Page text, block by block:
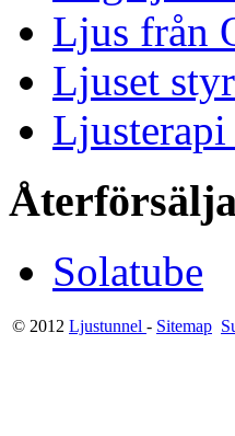
Ljus från
Ljuset
Solatube
© 2012 Ljustunnel - Sitemap